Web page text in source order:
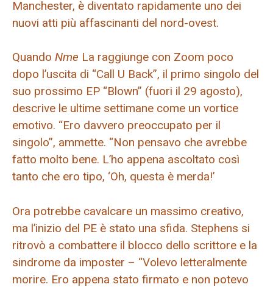
Manchester, è diventato rapidamente uno dei
nuovi atti più affascinanti del nord-ovest.
Quando Nme La raggiunge con Zoom poco
dopo l’uscita di “Call U Back”, il primo singolo del
suo prossimo EP “Blown” (fuori il 29 agosto),
descrive le ultime settimane come un vortice
emotivo. “Ero davvero preoccupato per il
singolo”, ammette. “Non pensavo che avrebbe
fatto molto bene. L’ho appena ascoltato così
tanto che ero tipo, ‘Oh, questa è merda!’
Ora potrebbe cavalcare un massimo creativo,
ma l’inizio del PE è stato una sfida. Stephens si
ritrovò a combattere il blocco dello scrittore e la
sindrome da imposter – “Volevo letteralmente
morire. Ero appena stato firmato e non potevo